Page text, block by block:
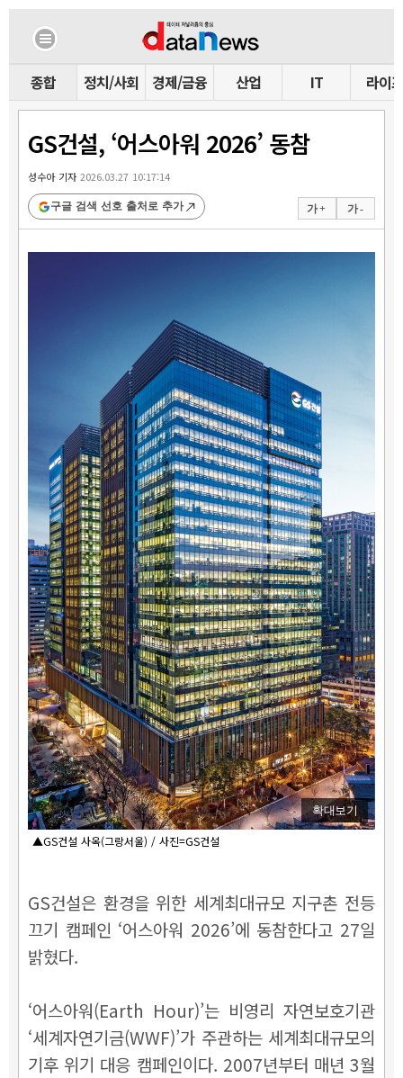
종합 정치/사회 경제/금융 산업 IT 라이프
GS건설, ‘어스아워 2026’ 동참
성수아 기자2026.03.27 10:17:14
가 + 가 -
구글 검색 선호 출처로 추가
확대보기
▲GS건설 사옥(그랑서울) / 사진=GS건설
GS건설은 환경을 위한 세계최대규모 지구촌 전등
끄기 캠페인 ‘어스아워 2026’에 동참한다고 27일
밝혔다.
‘어스아워(Earth Hour)’는 비영리 자연보호기관
‘세계자연기금(WWF)’가 주관하는 세계최대규모의
기후 위기 대응 캠페인이다. 2007년부터 매년 3월